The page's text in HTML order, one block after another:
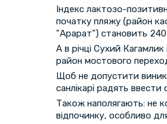
Індекс лактозо-
початку пляжу (район
"Арарат") становить
А в річці Сухий
район мостового
Щоб не допустити
санлікарі радять
Також наполягають: не
відпочинку, особливо